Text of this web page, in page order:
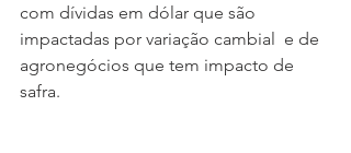
com dívidas em dólar que são
impactadas por variação cambial  e de
agronegócios que tem impacto de
safra.